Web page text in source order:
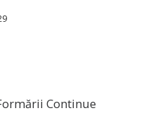
Continue